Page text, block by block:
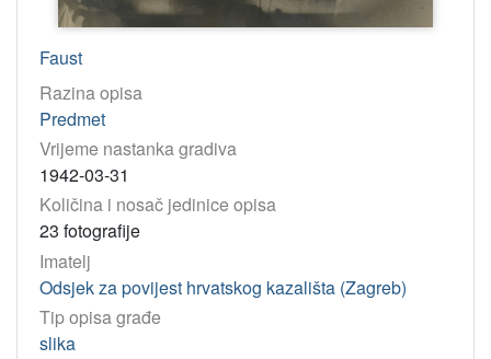
Faust
Razina opisa
Predmet
Vrijeme nastanka gradiva
1942-03-31
Količina i nosač jedinice opisa
23 fotografije
Imatelj
Odsjek za povijest hrvatskog kazališta (Zagreb)
Tip opisa građe
slika